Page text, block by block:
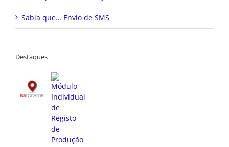
Sabia que… Envio de SMS
Destaques